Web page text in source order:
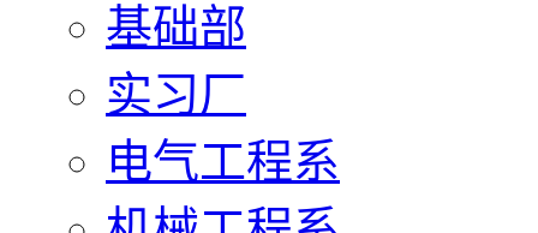
基础部
实习厂
电气工程系